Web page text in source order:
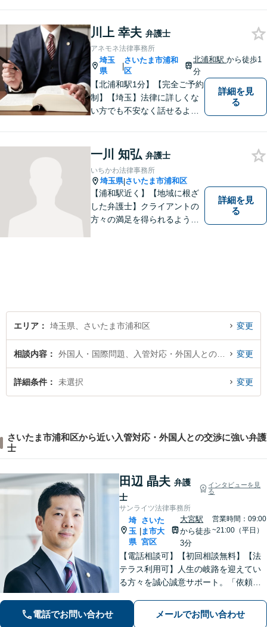
駅5分】【プライバシー配慮】
【平日22時・土日祝20時ま
で】【弁護士歴10年以上】
川上 幸夫 弁護士
アネモネ法律事務所
埼玉
県
|
さいたま市浦和
区
北浦和駅から徒歩1
分
【北浦和駅1分】【完全ご予約
制】【埼玉】法律に詳しくな
い方でも不安なく話せるよ
く感じがちな法律問題も、少
しずつ一緒に整理していきま
しょう。
詳細を見
る
一川 知弘 弁護士
いちかわ法律事務所
埼玉県|さいたま市浦和区
【浦和駅近く】【地域に根ざ
した弁護士】クライアントの
方々の満足を得られるよう最
ださい。
詳細を見
る
エリア 埼玉県、さいたま市浦和区 変更
相談内容 変更
詳細条件 未選択 変更
さいたま市浦和区から近い入管対応・外国人との交渉に強い弁護
士
田辺 晶夫 弁護
士
インタビューを見
る
サンライツ法律事務所
埼
玉
県
さいた
ま市大
宮区
大宮駅
から徒歩
3分
営業時間：09:00
~21:00（平日）
【電話相談可】【初回相談無料】【法
テラス利用可】人生の岐路を迎えてい
る方々を誠心誠意サポート。「依頼者
女問題／借金問題／相続／企業法務／
刑事事件／交通事故／労働問題など、
電話でお問い合わせ メールでお問い合わせ